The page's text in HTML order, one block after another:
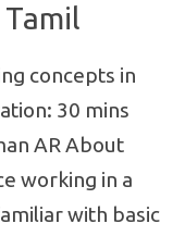
Tamil
concepts in
30 mins
AR About
working in a
with basic